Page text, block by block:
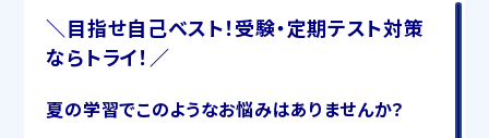
＼目指せ自己ベスト！受験・定期テスト対策
ならトライ！／
夏の学習でこのようなお悩みはありませんか？